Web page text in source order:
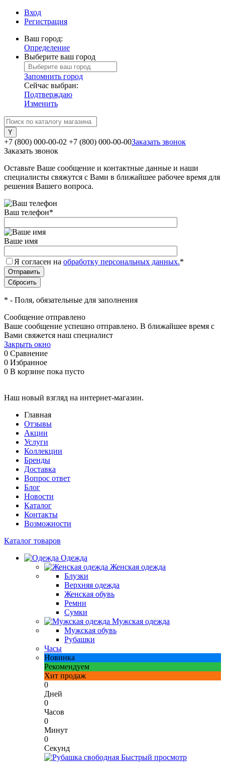
Вход
Регистрация
Ваш город:
Определение
Выберите ваш город
Запомнить город
Сейчас выбран:
Подтверждаю
Изменить
+7 (800) 000-00-02 +7 (800) 000-00-00Заказать звонок
Заказать звонок
Оставьте Ваше сообщение и контактные данные и наши
специалисты свяжутся с Вами в ближайшее рабочее время для
решения Вашего вопроса.
Ваш телефон*
Ваше имя
Я согласен на обработку персональных данных.*
* - Поля, обязательные для заполнения
Сообщение отправлено
Ваше сообщение успешно отправлено. В ближайшее время с
Вами свяжется наш специалист
Закрыть окно
0 Сравнение
0 Избранное
0 В корзине пока пусто
Наш новый взгляд на интернет-магазин.
Главная
Отзывы
Акции
Услуги
Коллекции
Бренды
Доставка
Вопрос ответ
Блог
Новости
Каталог
Контакты
Возможности
Каталог товаров
Одежда
Женская одежда
Блузки
Верхняя одежда
Женская обувь
Ремни
Сумки
Мужская одежда
Мужская обувь
Рубашки
Часы
Новинка
Рекомендуем
Хит продаж
0
Дней
0
Часов
0
Минут
0
Секунд
Быстрый просмотр